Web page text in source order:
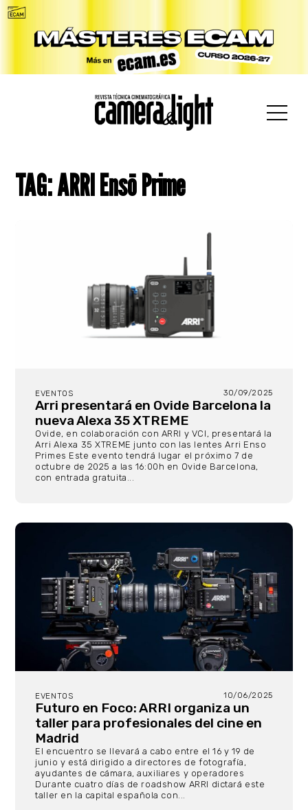
TAG: ARRI Ensō Prime
EVENTOS 30/09/2025
Arri presentará en Ovide Barcelona la
nueva Alexa 35 XTREME
Ovide, en colaboración con ARRI y VCI, presentará la
Arri Alexa 35 XTREME junto con las lentes Arri Enso
Primes Este evento tendrá lugar el próximo 7 de
octubre de 2025 a las 16:00h en Ovide Barcelona,
con entrada gratuita...
EVENTOS 10/06/2025
Futuro en Foco: ARRI organiza un
taller para profesionales del cine en
Madrid
El encuentro se llevará a cabo entre el 16 y 19 de
junio y está dirigido a directores de fotografía,
ayudantes de cámara, auxiliares y operadores
Durante cuatro días de roadshow ARRI dictará este
taller en la capital española con...